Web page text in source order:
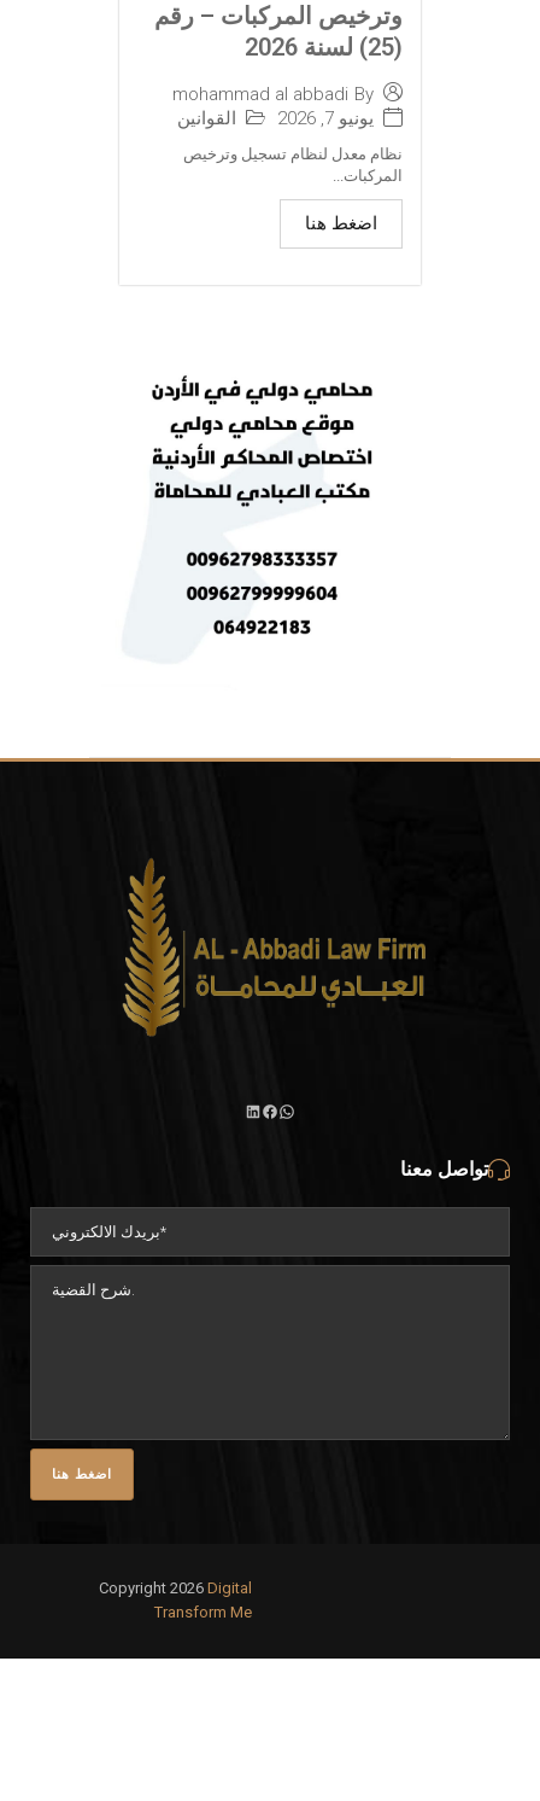
وترخيص المركبات – رقم
(25) لسنة 2026
By
mohammad al abbadi
يونيو 7, 2026
القوانين
نظام معدل لنظام تسجيل وترخيص
المركبات...
اضغط هنا
تواصل معنا
Copyright 2026 Digital
Transform Me